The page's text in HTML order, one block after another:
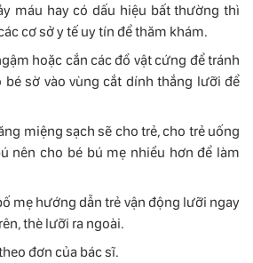
máu hay có dấu hiệu bất thường thì
cơ sở y tế uy tín để thăm khám.
hoặc cắn các đồ vật cứng để tránh
bé sờ vào vùng cắt dính thắng lưỡi để
miệng sạch sẽ cho trẻ, cho trẻ uống
nên cho bé bú mẹ nhiều hơn để làm
mẹ hướng dẫn trẻ vận động lưỡi ngay
thè lưỡi ra ngoài.
đơn của bác sĩ.